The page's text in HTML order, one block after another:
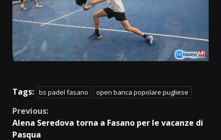
Tags: bs padel fasano open banca popolare pugliese
Continue
Reading
Previous:
Alena Seredova torna a Fasano per le vacanze di
Pasqua